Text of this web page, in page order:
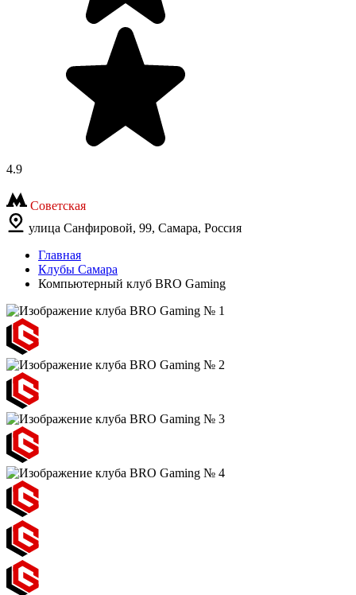
4.9
Советская
улица Санфировой, 99, Самара, Россия
Главная
Клубы Самара
Компьютерный клуб BRO Gaming